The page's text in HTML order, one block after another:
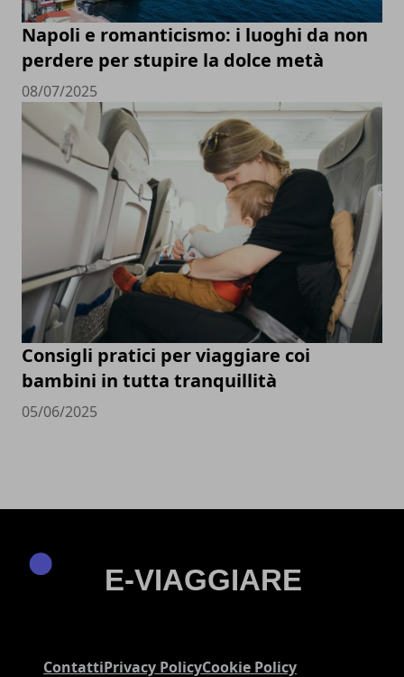
Napoli e romanticismo: i luoghi da non
perdere per stupire la dolce metà
08/07/2025
Consigli pratici per viaggiare coi
bambini in tutta tranquillità
05/06/2025
ContattiPrivacy PolicyCookie Policy